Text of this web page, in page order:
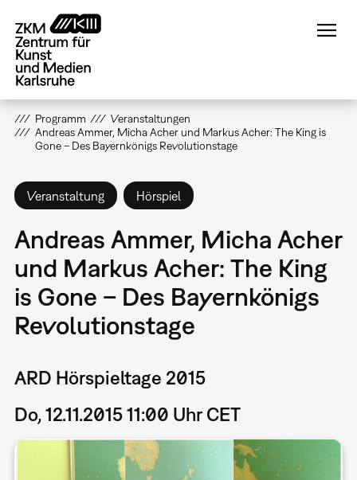
zum
Inhalt
Programm
Veranstaltungen
Andreas Ammer, Micha Acher und Markus Acher: The King is
Gone – Des Bayernkönigs Revolutionstage
Veranstaltung Hörspiel
Andreas Ammer, Micha Acher
und Markus Acher: The King
is Gone – Des Bayernkönigs
Revolutionstage
ARD Hörspieltage 2015
Do, 12.11.2015 11:00 Uhr CET